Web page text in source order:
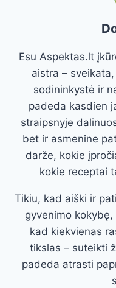
Esu Aspektas.lt
aistra –
sodininkystė ir
padeda kasdien
straipsnyje
bet ir asmenine
darže, kokie
kokie receptai
Tikiu, kad aiški ir
gyvenimo
kad kiekvienas
tikslas – suteikti
padeda atrasti